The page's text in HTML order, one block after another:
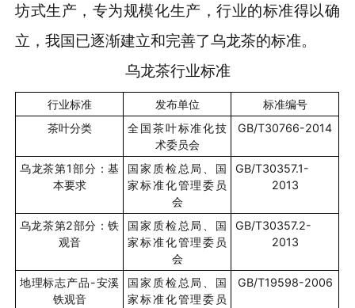
坊式生产，专为规模化生产，行业的标准得以确
立，我国已逐渐建立和完善了乌龙茶的标准。
乌龙茶行业标准
行业标准 发布单位
标准编号
茶叶分类
全国茶叶标准化技
术委员会
GB/T30766-2014
乌龙茶第1部分：基
本要求
国家质检总局、国
家标准化管理委员
会
GB/T30357.1-
2013
乌龙茶第2部分：铁
观音
国家质检总局、国
家标准化管理委员
会
GB/T30357.2-
2013
地理标志产品-安溪
铁观音
国家质检总局、国
家标准化管理委员
GB/T19598-2006